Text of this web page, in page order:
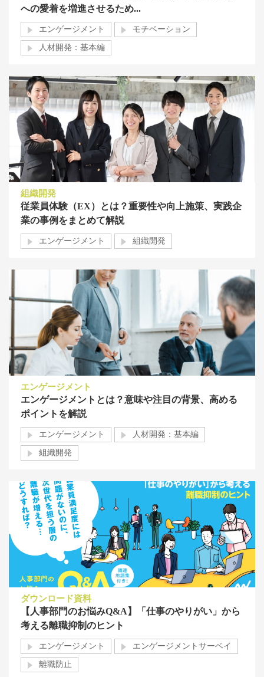
への愛着を増進させるため...
エンゲージメント モチベーション
人材開発：基本編
組織開発
従業員体験（EX）とは？重要性や向上施策、実践企
業の事例をまとめて解説
エンゲージメント 組織開発
エンゲージメント
エンゲージメントとは？意味や注目の背景、高める
ポイントを解説
エンゲージメント 人材開発：基本編
組織開発
ダウンロード資料
【人事部門のお悩みQ&A】「仕事のやりがい」から
考える離職抑制のヒント
エンゲージメント エンゲージメントサーベイ
離職防止